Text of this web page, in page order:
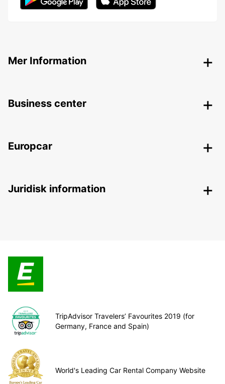
Mer Information
Business center
Europcar
Juridisk information
TripAdvisor Travelers’ Favourites 2019 (for
Germany, France and Spain)
World's Leading Car Rental Company Website